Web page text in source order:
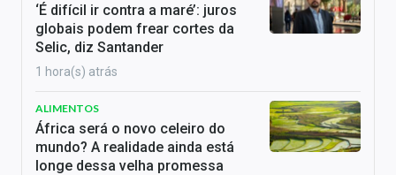
‘É difícil ir contra a maré’: juros
globais podem frear cortes da
Selic, diz Santander
1 hora(s) atrás
ALIMENTOS
África será o novo celeiro do
mundo? A realidade ainda está
longe dessa velha promessa